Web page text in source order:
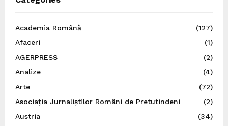
Academia Română
(127)
Afaceri
(1)
AGERPRESS
(2)
Analize
(4)
Arte
(72)
Asociația Jurnaliștilor Români de Pretutindeni
(2)
Austria
(34)